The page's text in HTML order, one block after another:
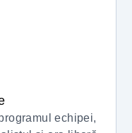
echipei,